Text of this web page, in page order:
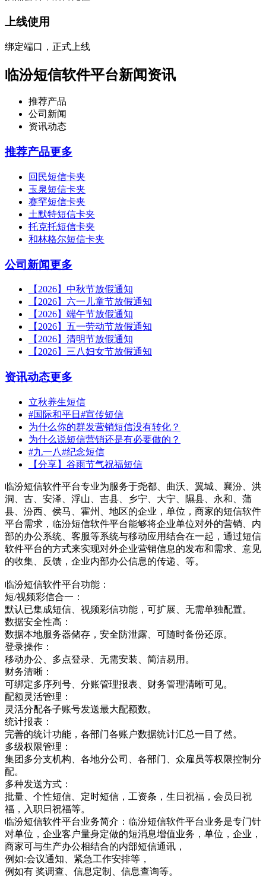
上线使用
绑定端口，正式上线
临汾短信软件平台新闻资讯
推荐产品
公司新闻
资讯动态
推荐产品更多
回民短信卡夹
玉泉短信卡夹
赛罕短信卡夹
土默特短信卡夹
托克托短信卡夹
和林格尔短信卡夹
公司新闻更多
【2026】中秋节放假通知
【2026】六一儿童节放假通知
【2026】端午节放假通知
【2026】五一劳动节放假通知
【2026】清明节放假通知
【2026】三八妇女节放假通知
资讯动态更多
立秋养生短信
#国际和平日#宣传短信
为什么你的群发营销短信没有转化？
为什么说短信营销还是有必要做的？
#九一八#纪念短信
【分享】谷雨节气祝福短信
临汾短信软件平台专业为服务于尧都、曲沃、翼城、襄汾、洪
洞、古、安泽、浮山、吉县、乡宁、大宁、隰县、永和、蒲
县、汾西、侯马、霍州、地区的企业，单位，商家的短信软件
平台需求，临汾短信软件平台能够将企业单位对外的营销、内
部的办公系统、客服等系统与移动应用结合在一起，通过短信
软件平台的方式来实现对外企业营销信息的发布和需求、意见
的收集、反馈，企业内部办公信息的传递、等。
临汾短信软件平台功能：
短/视频彩信合一：
默认已集成短信、视频彩信功能，可扩展、无需单独配置。
数据安全性高：
数据本地服务器储存，安全防泄露、可随时备份还原。
登录操作：
移动办公、多点登录、无需安装、简洁易用。
财务清晰：
可绑定多序列号、分账管理报表、财务管理清晰可见。
配额灵活管理：
灵活分配各子账号发送最大配额数。
统计报表：
完善的统计功能，各部门各账户数据统计汇总一目了然。
多级权限管理：
集团多分支机构、各地分公司、各部门、众雇员等权限控制分
配。
多种发送方式：
批量、个性短信、定时短信，工资条，生日祝福，会员日祝
福，入职日祝福等。
临汾短信软件平台业务简介：临汾短信软件平台业务是专门针
对单位，企业客户量身定做的短消息增值业务，单位，企业，
商家可与生产办公相结合的内部短信通讯，
例如:会议通知、紧急工作安排等，
例如有 奖调查、信息定制、信息查询等。